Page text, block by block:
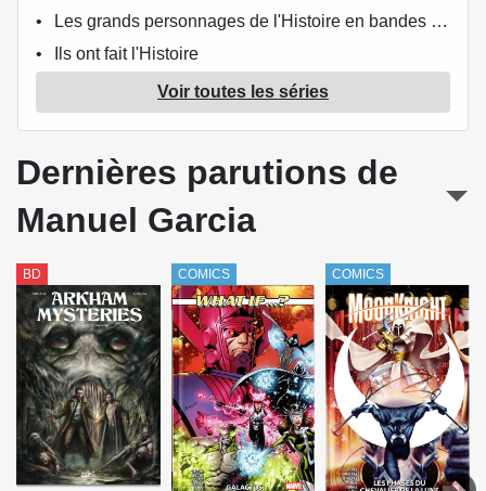
Les grands personnages de l'Histoire en bandes dessinées
Ils ont fait l'Histoire
Iron Man Noir
Justice League (DC Renaissance)
Marvel Comics - La collection de référence
Star Wars - Légendes - La Collection
Thunderbolts (Busiek / Bagley)
Le troisième fils de Rome
Une génération française
Wisdom
Voir toutes les séries
Dernières parutions de
Manuel Garcia
BD COMICS COMICS